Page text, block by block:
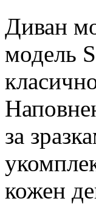
Диван
модель
за
кожен